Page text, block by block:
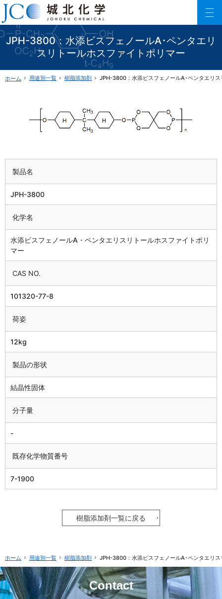
JPH-3800：水添ビスフェノールA･ペンタエリ
スリトールホスファイトポリマー
150以上に及ぶリン酸エステル化合物を利用した製品数でご要望にお応えします。
ファインケミカル製品の専門メーカー 城北化学工業株式会社
ホーム 用途別一覧 樹脂添加剤 JPH-3800：水添ビスフェノールA･ペンタエリ
製品名
JPH-3800
化学名
水添ビスフェノールA・ペンタエリスリトールホスファイトポリ
マー
CAS NO.
101320-77-8
荷姿
12kg
製品の形状
結晶性固体
分子量
-
既存化学物質番号
7-1900
樹脂添加剤一覧に戻る
ホーム 用途別一覧 樹脂添加剤 JPH-3800：水添ビスフェノールA･ペンタエリ
Contact